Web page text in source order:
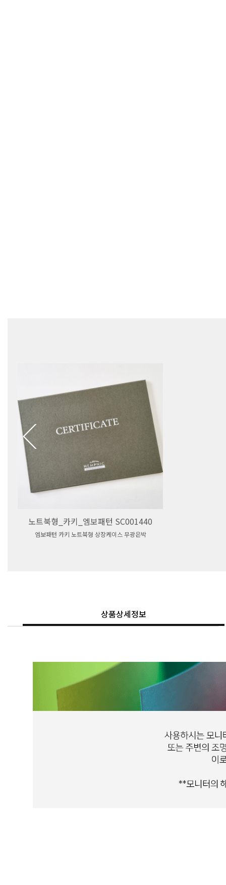
노트북형_카키_엠보패턴 SC001440
엠보패턴 카키 노트북형 상장케이스 무광은박
상품상세정보